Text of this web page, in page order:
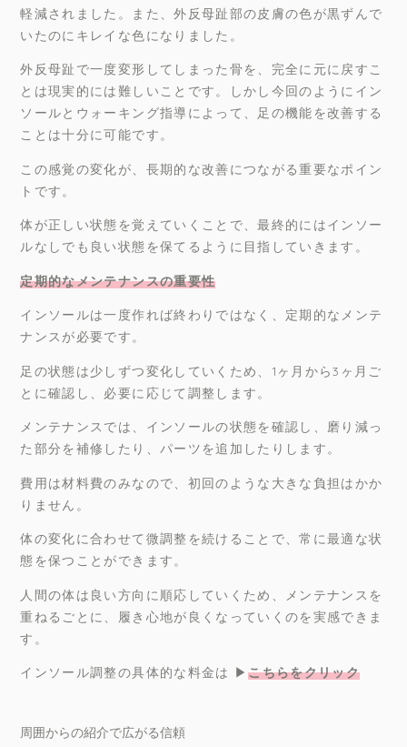
軽減されました。また、外反母趾部の皮膚の色が黒ずんで
いたのにキレイな色になりました。
外反母趾で一度変形してしまった骨を、完全に元に戻すこ
とは現実的には難しいことです。しかし今回のようにイン
ソールとウォーキング指導によって、足の機能を改善する
ことは十分に可能です。
この感覚の変化が、長期的な改善につながる重要なポイン
トです。
体が正しい状態を覚えていくことで、最終的にはインソー
ルなしでも良い状態を保てるように目指していきます。
定期的なメンテナンスの重要性
インソールは一度作れば終わりではなく、定期的なメンテ
ナンスが必要です。
足の状態は少しずつ変化していくため、1ヶ月から3ヶ月ご
とに確認し、必要に応じて調整します。
メンテナンスでは、インソールの状態を確認し、磨り減っ
た部分を補修したり、パーツを追加したりします。
費用は材料費のみなので、初回のような大きな負担はかか
りません。
体の変化に合わせて微調整を続けることで、常に最適な状
態を保つことができます。
人間の体は良い方向に順応していくため、メンテナンスを
重ねるごとに、履き心地が良くなっていくのを実感できま
す。
インソール調整の具体的な料金は ▶︎こちらをクリック
周囲からの紹介で広がる信頼